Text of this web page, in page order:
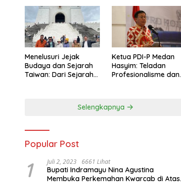
Menelusuri Jejak
Budaya dan Sejarah
Taiwan: Dari Sejarah
Sejarah Chiang Kai-
Ketua PDI-P Medan
Hasyim: Teladan
Profesionalisme dan
Selengkapnya
Popular Post
1 Juli 2, 2023 6661 Lihat
Bupati Indramayu Nina Agustina
Membuka Perkemahan Kwarcab di Atas